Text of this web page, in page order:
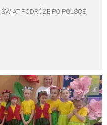
PODRÓŻE PO POLSCE